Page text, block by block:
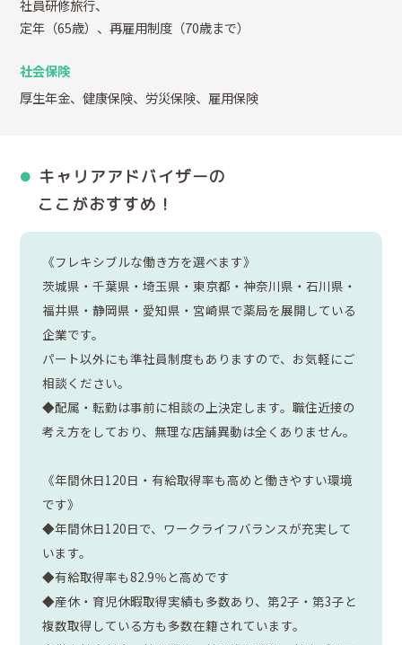
社員研修旅行、
定年（65歳）、再雇用制度（70歳まで）
社会保険
厚生年金、健康保険、労災保険、雇用保険
キャリアアドバイザーの
ここがおすすめ！
《フレキシブルな働き方を選べます》
茨城県・千葉県・埼玉県・東京都・神奈川県・石川県・
福井県・静岡県・愛知県・宮崎県で薬局を展開している
企業です。
パート以外にも準社員制度もありますので、お気軽にご
相談ください。
◆配属・転勤は事前に相談の上決定します。職住近接の
考え方をしており、無理な店舗異動は全くありません。
《年間休日120日・有給取得率も高めと働きやすい環境
です》
◆年間休日120日で、ワークライフバランスが充実して
います。
◆有給取得率も82.9％と高めです
◆産休・育児休暇取得実績も多数あり、第2子・第3子と
複数取得している方も多数在籍されています。